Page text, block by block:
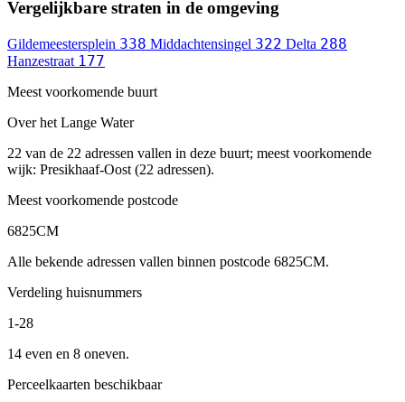
Vergelijkbare straten in de omgeving
Gildemeestersplein 338 Middachtensingel 322 Delta 288
Hanzestraat 177
Meest voorkomende buurt
Over het Lange Water
22 van de 22 adressen vallen in deze buurt; meest voorkomende
wijk: Presikhaaf-Oost (22 adressen).
Meest voorkomende postcode
6825CM
Alle bekende adressen vallen binnen postcode 6825CM.
Verdeling huisnummers
1-28
14 even en 8 oneven.
Perceelkaarten beschikbaar